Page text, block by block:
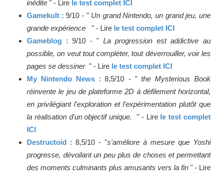
inédite " - Lire le test complet ICI
Gamekult : 9/10 - " Un grand Nintendo, un grand jeu, une
grande expérience
" - Lire le test complet ICI
Gameblog : 9/10 - " La progression est addictive au
possible, on veut tout compléter, tout déverrouiller, voir les
pages se dessiner" - Lire le test complet ICI
My Nintendo News : 8,5/10 - " the Mysterious Book
réinvente le jeu de plateforme 2D à défilement horizontal,
en privilégiant l'exploration et l'expérimentation plutôt que
la réalisation d'un objectif unique. " - Lire le test complet
ICI
Destructoid : 8,5/10 - "s'améliore à mesure que Yoshi
progresse, dévoilant un peu plus de choses et permettant
des moments culminants plus amusants vers la fin " - Lire